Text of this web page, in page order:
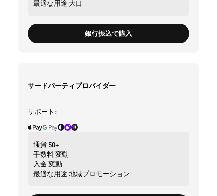
最適な用途 大口
銀行振込で購入
サードパーティプロバイダー
サポート:
通貨 50+
手数料変動
入金 変動
最適な用途 地域プロモーション